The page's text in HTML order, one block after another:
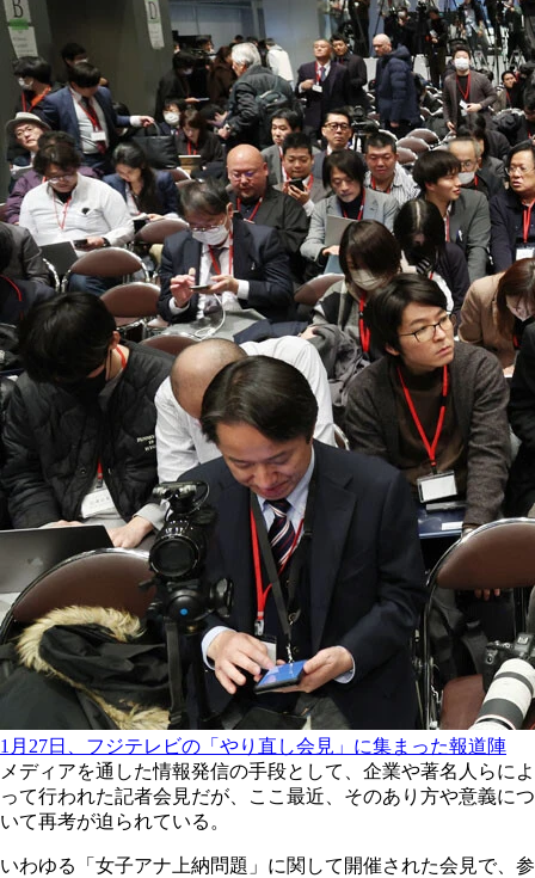
1月27日、フジテレビの「やり直し会見」に集まった報道陣
メディアを通した情報発信の手段として、企業や著名人らによ
って行われた記者会見だが、ここ最近、そのあり方や意義につ
いて再考が迫られている。
いわゆる「女子アナ上納問題」に関して開催された会見で、参